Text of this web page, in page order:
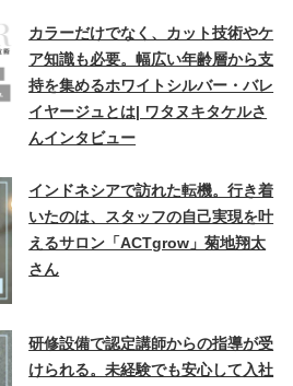
カラーだけでなく、カット技術やケ
ア知識も必要。幅広い年齢層から支
持を集めるホワイトシルバー・バレ
イヤージュとは| ワタヌキタケルさ
んインタビュー
インドネシアで訪れた転機。行き着
いたのは、スタッフの自己実現を叶
えるサロン「ACTgrow」菊地翔太
さん
研修設備で認定講師からの指導が受
けられる。未経験でも安心して入社